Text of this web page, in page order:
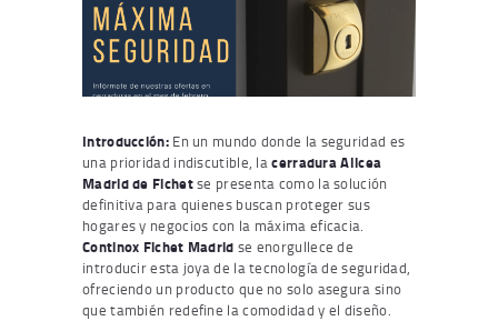
Introducción:En un mundo donde la seguridad es
una prioridad indiscutible, lacerradura Alicea
Madrid de Fichetse presenta como la solución
definitiva para quienes buscan proteger sus
hogares y negocios con la máxima eficacia.
Continox Fichet Madrid se enorgullece de
introducir esta joya de la tecnología de seguridad,
ofreciendo un producto que no solo asegura sino
que también redefine la comodidad y el diseño.